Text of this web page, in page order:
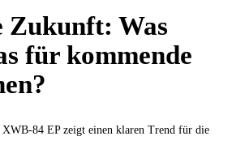
Zukunft: Was
für kommende
84 EP zeigt einen klaren Trend für die